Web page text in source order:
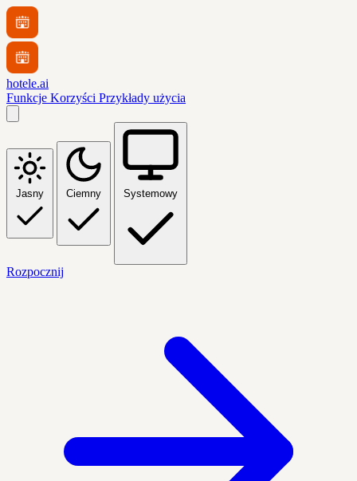
hotele.ai
Funkcje Korzyści Przykłady użycia
Jasny Ciemny Systemowy
Rozpocznij